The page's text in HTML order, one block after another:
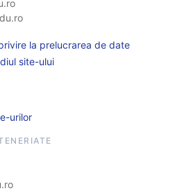
la prelucrarea de date
site-ului
urilor